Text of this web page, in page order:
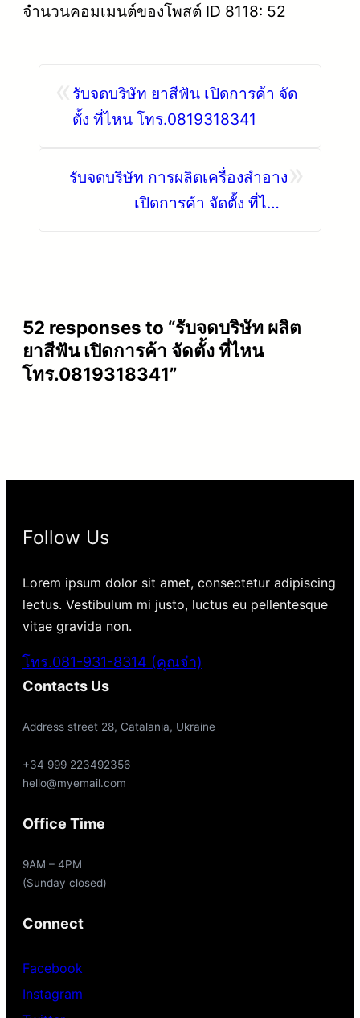
จำนวนคอมเมนต์ของโพสต์ ID 8118: 52
รับจดบริษัท ยาสีฟัน เปิดการค้า จัด
ตั้ง ที่ไหน โทร.0819318341
รับจดบริษัท การผลิตเครื่องสำอาง
เปิดการค้า จัดตั้ง ที่ไหน
52 responses to “รับจดบริษัท ผลิต
ยาสีฟัน เปิดการค้า จัดตั้ง ที่ไหน
โทร.0819318341”
Follow Us
Lorem ipsum dolor sit amet, consectetur adipiscing
lectus. Vestibulum mi justo, luctus eu pellentesque
vitae gravida non.
โทร.081-931-8314 (คุณจ๋า)
Contacts Us
Address street 28, Catalania, Ukraine
+34 999 223492356
hello@myemail.com
Office Time
9AM – 4PM
(Sunday closed)
Connect
Facebook
Instagram